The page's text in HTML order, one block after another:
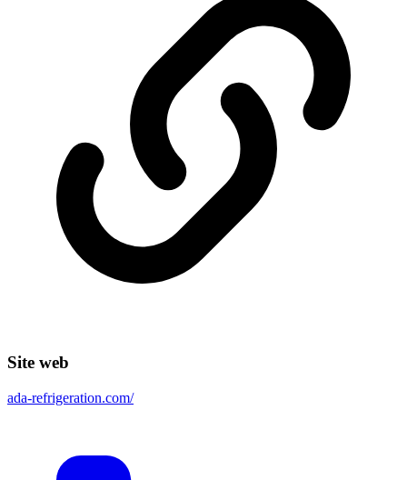
Site web
ada-refrigeration.com/